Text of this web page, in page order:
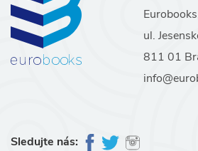
ul.
811 01
Sledujte nás: